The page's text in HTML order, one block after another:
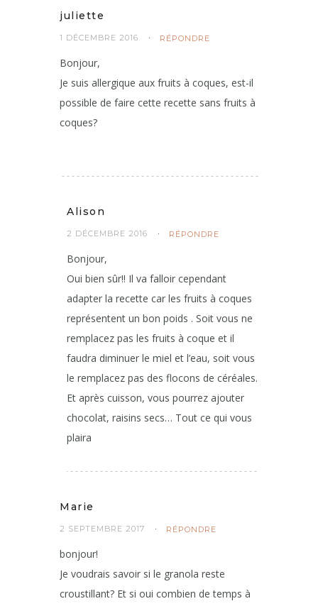
juliette
1 DÉCEMBRE 2016 RÉPONDRE
Bonjour,
Je suis allergique aux fruits à coques, est-il
possible de faire cette recette sans fruits à
coques?
Alison
2 DÉCEMBRE 2016 RÉPONDRE
Bonjour,
Oui bien sûr!! Il va falloir cependant
adapter la recette car les fruits à coques
représentent un bon poids . Soit vous ne
remplacez pas les fruits à coque et il
faudra diminuer le miel et l’eau, soit vous
le remplacez pas des flocons de céréales.
Et après cuisson, vous pourrez ajouter
chocolat, raisins secs… Tout ce qui vous
plaira
Marie
2 SEPTEMBRE 2017 RÉPONDRE
bonjour!
Je voudrais savoir si le granola reste
croustillant? Et si oui combien de temps à